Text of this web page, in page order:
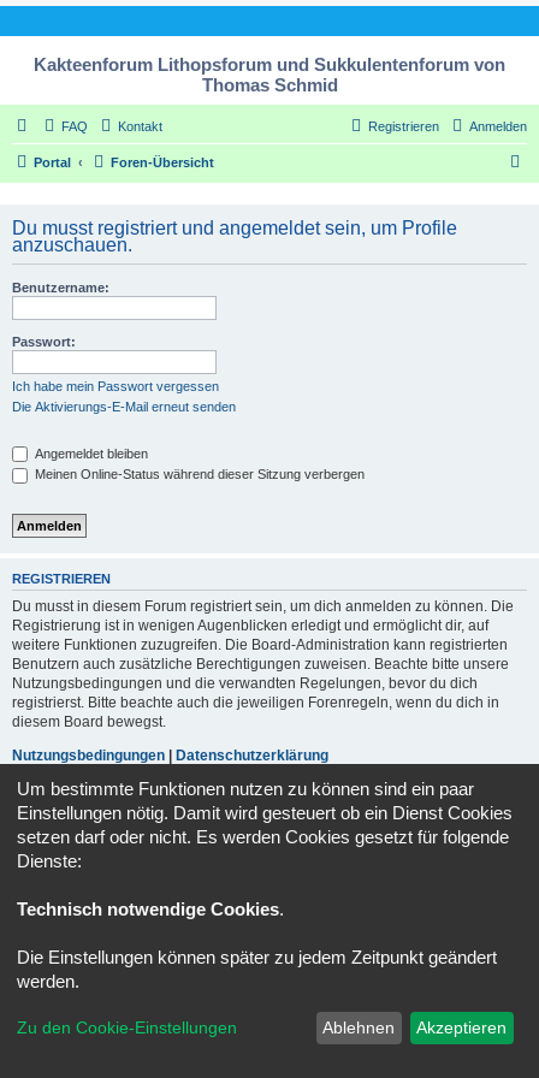
Kakteenforum Lithopsforum und Sukkulentenforum von
Thomas Schmid
FAQ Kontakt Anmelden
Registrieren
Portal Foren-Übersicht
Du musst registriert und angemeldet sein, um Profile
anzuschauen.
Benutzername:
Passwort:
Ich habe mein Passwort vergessen
Die Aktivierungs-E-Mail erneut senden
Angemeldet bleiben
Meinen Online-Status während dieser Sitzung verbergen
REGISTRIEREN
Du musst in diesem Forum registriert sein, um dich anmelden zu können. Die
Registrierung ist in wenigen Augenblicken erledigt und ermöglicht dir, auf
weitere Funktionen zuzugreifen. Die Board-Administration kann registrierten
Benutzern auch zusätzliche Berechtigungen zuweisen. Beachte bitte unsere
Nutzungsbedingungen und die verwandten Regelungen, bevor du dich
registrierst. Bitte beachte auch die jeweiligen Forenregeln, wenn du dich in
diesem Board bewegst.
Nutzungsbedingungen
Datenschutzerklärung
Registrieren
Alle Cookies löschen
Impressum
Kontakt
Powered by
® Forum Software © phpBB Limited
Deutsche Übersetzung durch
Um bestimmte Funktionen nutzen zu können sind ein paar
Einstellungen nötig. Damit wird gesteuert ob ein Dienst Cookies
setzen darf oder nicht. Es werden Cookies gesetzt für folgende
Dienste:
Technisch notwendige Cookies.
Die Einstellungen können später zu jedem Zeitpunkt geändert
werden.
Zu den Cookie-Einstellungen Ablehnen Akzeptieren